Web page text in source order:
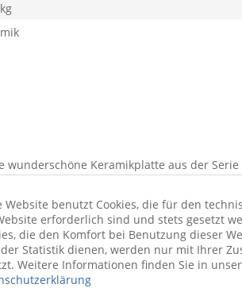
Keramikplatte aus der
zum Landhausstil. Der
und belohnen Sie sich mit dem, was
für den täglichen Gebrauch. Für die
beraten wir Sie gerne
Website benutzt Cookies, die für den
erforderlich sind und stets gesetzt
die den Komfort bei Benutzung dieser
Statistik dienen, werden nur mit Ihrer
Weitere Informationen finden Sie in